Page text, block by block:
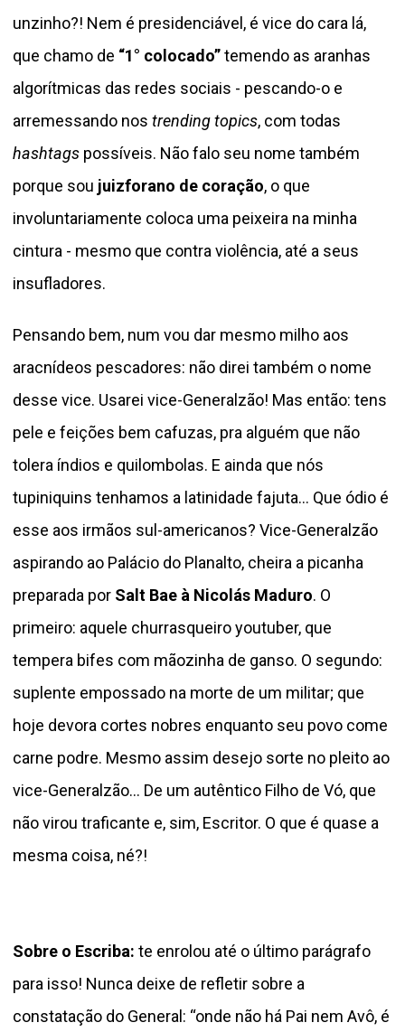
unzinho?! Nem é presidenciável, é vice do cara lá,
que chamo de “1° colocado”temendo as aranhas
algorítmicas das redes sociais - pescando-o e
arremessando nos trending topics, com todas
hashtags possíveis. Não falo seu nome também
porque sou juizforano de coração, o que
involuntariamente coloca uma peixeira na minha
cintura - mesmo que contra violência, até a seus
insufladores.
Pensando bem, num vou dar mesmo milho aos
aracnídeos pescadores: não direi também o nome
desse vice. Usarei vice-Generalzão! Mas então: tens
pele e feições bem cafuzas, pra alguém que não
tolera índios e quilombolas. E ainda que nós
tupiniquins tenhamos a latinidade fajuta... Que ódio é
esse aos irmãos sul-americanos? Vice-Generalzão
aspirando ao Palácio do Planalto, cheira a picanha
preparada por Salt Bae à Nicolás Maduro. O
primeiro: aquele churrasqueiro youtuber, que
tempera bifes com mãozinha de ganso. O segundo:
suplente empossado na morte de um militar; que
hoje devora cortes nobres enquanto seu povo come
carne podre. Mesmo assim desejo sorte no pleito ao
vice-Generalzão... De um autêntico Filho de Vó, que
não virou traficante e, sim, Escritor. O que é quase a
mesma coisa, né?!
Sobre o Escriba: te enrolou até o último parágrafo
para isso! Nunca deixe de refletir sobre a
constatação do General: “onde não há Pai nem Avô, é